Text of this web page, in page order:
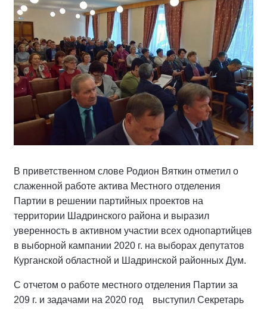
В приветственном слове Родион Вяткин отметил о
слаженной работе актива Местного отделения
Партии в решении партийных проектов на
территории Шадринского района и выразил
уверенность в активном участии всех однопартийцев
в выборной кампании 2020 г. на выборах депутатов
Курганской областной и Шадринской районных Дум.
С отчетом о работе местного отделения Партии за
209 г. и задачами на 2020 год выступил Секретарь